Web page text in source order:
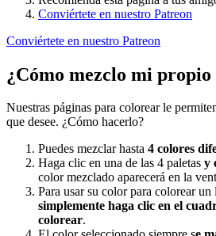
Conviértete en nuestro Patreon
Conviértete en nuestro Patreon
¿Cómo mezclo mi
Nuestras páginas para colorear le
que desee. ¿Cómo hacerlo?
Puedes mezclar hasta 4 colores
Haga clic en una de las 4 paletas y
color mezclado aparecerá en la
Para usar su color para colorear
simplemente haga clic en el
colorear.